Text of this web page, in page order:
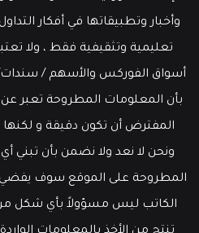
وأخبار وتطبيقاتها في أفكار
تعليمية وتثقيفية فقط ، ولا
أسواق الفوركس والأسهم / سندات/
بأن المعلومات المطروحة تعبر
المفترض أن تكون دقيقة و لكنها
ونحن لا نعد ولا نضمن بأن تبني
المطروحة على الموقع سوف يفضي
الكاتب ليس مسؤولاً بأي شكل